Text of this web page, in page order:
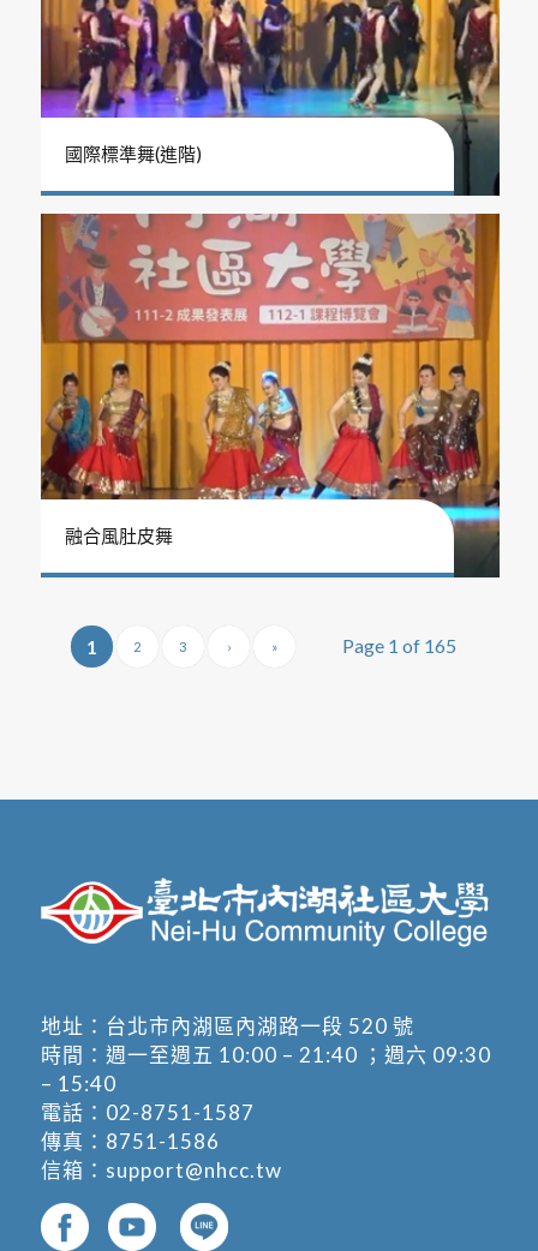
國際標準舞(進階)
融合風肚皮舞
Page 1 of 165
1 2 3 › »
地址： 台北市內湖區內湖路一段 520 號
時間：週一至週五 10:00 – 21:40 ；週六 09:30
– 15:40
電話： 02-8751-1587
傳真：8751-1586
信箱： support@nhcc.tw